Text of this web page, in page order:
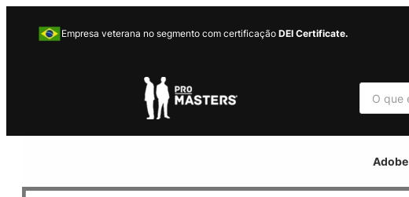
Empresa veterana no segmento com certificação DEI Certificate.
P
s
u
r
Adobe